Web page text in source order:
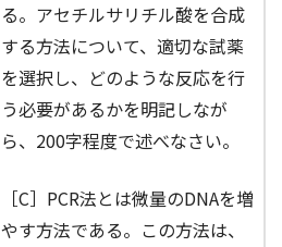
る。アセチルサリチル酸を合成
する方法について、適切な試薬
を選択し、どのような反応を行
う必要があるかを明記しなが
ら、200字程度で述べなさい。
［C］PCR法とは微量のDNAを増
やす方法である。この方法は、